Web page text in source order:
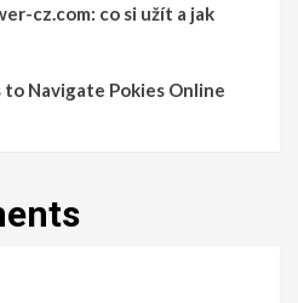
cz.com: co si užít a jak
to Navigate Pokies Online